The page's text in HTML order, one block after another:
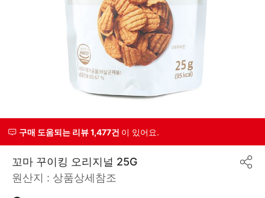
구매 도움되는 리뷰 1,477건 이 있어요.
꼬마 꾸이킹 오리지널 25G
원산지 : 상품상세참조
공